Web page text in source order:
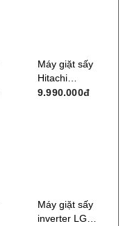
Máy giặt sấy
Hitachi
Inverter BD-
9.990.000đ
Máy giặt sấy
inverter LG